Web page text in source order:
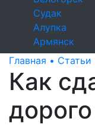
Судак
Алупка
Армянск
Главная • Статьи
Как
дорого